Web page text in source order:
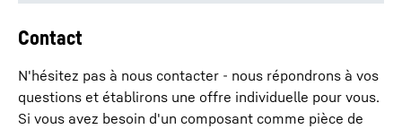
Contact
N'hésitez pas à nous contacter - nous répondrons à vos
questions et établirons une offre individuelle pour vous.
Si vous avez besoin d'un composant comme pièce de